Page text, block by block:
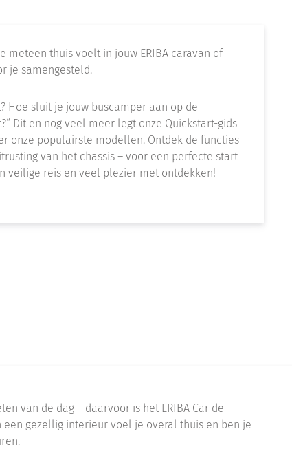
meteen thuis voelt in jouw ERIBA caravan of
je samengesteld.
Hoe sluit je jouw buscamper aan op de
Dit en nog veel meer legt onze Quickstart-gids
onze populairste modellen. Ontdek de functies
van het chassis – voor een perfecte start
veilige reis en veel plezier met ontdekken!
van de dag – daarvoor is het ERIBA Car de
gezellig interieur voel je overal thuis en ben je